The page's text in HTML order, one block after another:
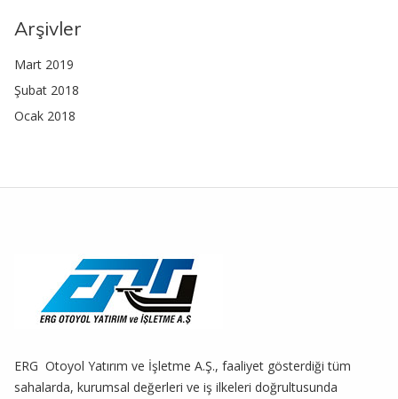
Arşivler
Mart 2019
Şubat 2018
Ocak 2018
ERG Otoyol Yatırım ve İşletme A.Ş., faaliyet gösterdiği tüm
sahalarda, kurumsal değerleri ve iş ilkeleri doğrultusunda